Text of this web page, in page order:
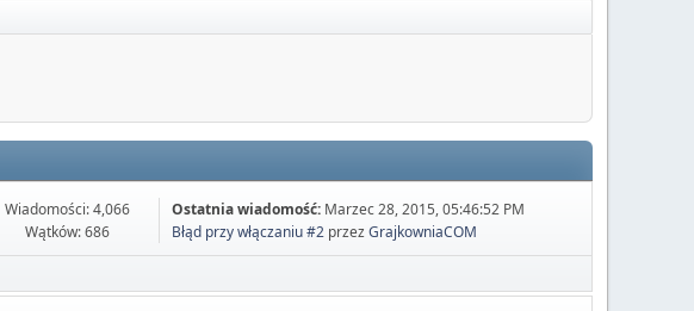
Wiadomości: 4,066
Wątków: 686
Ostatnia wiadomość: Marzec 28, 2015, 05:46:52 PM
Błąd przy włączaniu #2 przezGrajkowniaCOM